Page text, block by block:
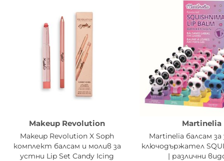
Makeup Revolution
Makeup Revolution X Soph
комплект балсам и молив за
устни Lip Set Candy Icing
Martinelia
Martinelia балсам
ключодържател
| различни